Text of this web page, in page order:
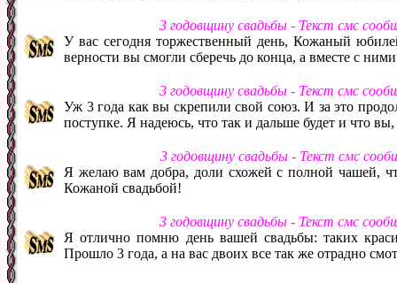
3 годовщину свадьбы - Текст смс
У вас сегодня торжественный день, Кожаный
верности вы смогли сберечь до конца, а вместе с
3 годовщину свадьбы - Текст смс
Уж 3 года как вы скрепили свой союз. И за это
поступке. Я надеюсь, что так и дальше будет и что вы,
3 годовщину свадьбы - Текст смс
Я желаю вам добра, доли схожей с полной чашей,
Кожаной свадьбой!
3 годовщину свадьбы - Текст смс
Я отлично помню день вашей свадьбы: таких
Прошло 3 года, а на вас двоих все так же отрадно